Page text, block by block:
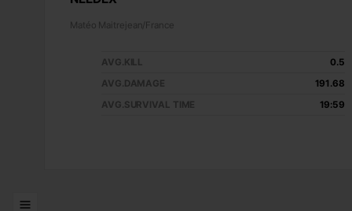
Matéo Maitrejean/France
AVG.KILL
0.5
AVG.DAMAGE
191.68
AVG.SURVIVAL TIME
19:59